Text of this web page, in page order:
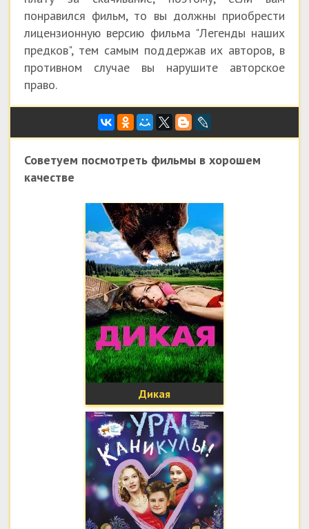
понравился фильм, то вы должны приобрести
лицензионную версию фильма "Легенды наших
предков", тем самым поддержав их авторов, в
противном случае вы нарушите авторское
право.
Советуем посмотреть фильмы в хорошем
качестве
Дикая